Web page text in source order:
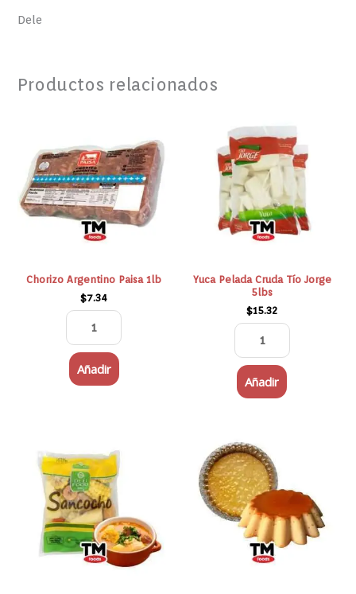
Dele
Productos relacionados
Chorizo Argentino Paisa 1lb
$7.34
Paisa
1lb
cantidad
Añadir
Yuca Pelada Cruda Tío Jorge
5lbs
$15.32
Pelada
Cruda
Tío
Jorge
5lbs
cantidad
Añadir
/
Flan
Vainilla
oz
cantidad